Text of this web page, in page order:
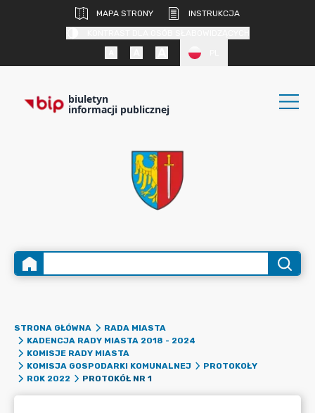
MAPA STRONY
INSTRUKCJA
biuletyn
informacji publicznej
STRONA GŁÓWNA
RADA MIASTA
KADENCJA RADY MIASTA 2018 - 2024
KOMISJE RADY MIASTA
KOMISJA GOSPODARKI KOMUNALNEJ
PROTOKOŁY
ROK 2022
PROTOKÓŁ NR 1